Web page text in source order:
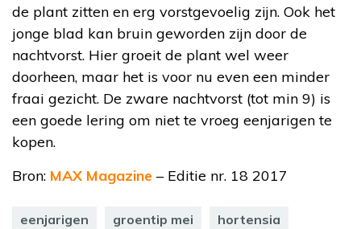
de plant zitten en erg vorstgevoelig zijn. Ook het
jonge blad kan bruin geworden zijn door de
nachtvorst. Hier groeit de plant wel weer
doorheen, maar het is voor nu even een minder
fraai gezicht. De zware nachtvorst (tot min 9) is
een goede lering om niet te vroeg eenjarigen te
kopen.
Bron: MAX Magazine – Editie nr. 18 2017
eenjarigen groentip mei hortensia